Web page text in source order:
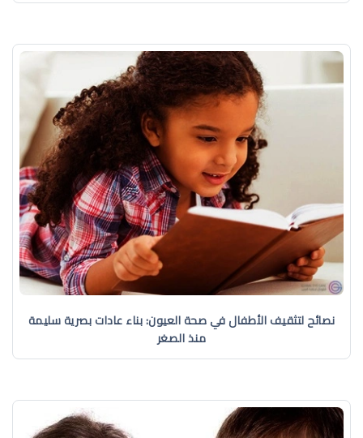
نصائح لتثقيف الأطفال في صحة العيون: بناء عادات بصرية سليمة
منذ الصغر